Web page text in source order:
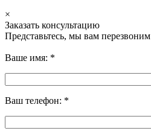
×
Заказать консультацию
Представьтесь, мы вам перезвоним
Ваше имя: *
Ваш телефон: *